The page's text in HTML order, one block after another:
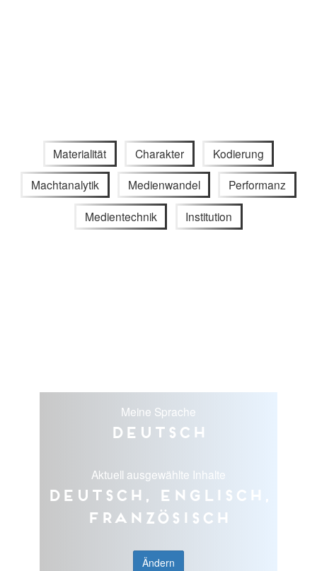
Materialität Charakter Kodierung
Machtanalytik Medienwandel Performanz
Medientechnik Institution
Meine Sprache
Deutsch
Aktuell ausgewählte Inhalte
Deutsch, Englisch,
Französisch
Ändern